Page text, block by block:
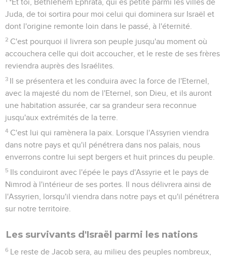
*Et toi, Bethléhem Ephrata, qui es petite parmi les villes de
Juda, de toi sortira pour moi celui qui dominera sur Israël et
dont l'origine remonte loin dans le passé, à l'éternité.
2 C'est pourquoi il livrera son peuple jusqu'au moment où
accouchera celle qui doit accoucher, et le reste de ses frères
reviendra auprès des Israélites.
3 Il se présentera et les conduira avec la force de l'Eternel,
avec la majesté du nom de l'Eternel, son Dieu, et ils auront
une habitation assurée, car sa grandeur sera reconnue
jusqu'aux extrémités de la terre.
4 C'est lui qui ramènera la paix. Lorsque l'Assyrien viendra
dans notre pays et qu'il pénétrera dans nos palais, nous
enverrons contre lui sept bergers et huit princes du peuple.
5 Ils conduiront avec l'épée le pays d'Assyrie et le pays de
Nimrod à l'intérieur de ses portes. Il nous délivrera ainsi de
l'Assyrien, lorsqu'il viendra dans notre pays et qu'il pénétrera
sur notre territoire.
Les survivants d'Israël parmi les nations
6 Le reste de Jacob sera, au milieu des peuples nombreux,